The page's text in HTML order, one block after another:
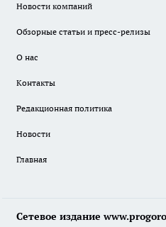
Новости компаний
Обзорные статьи и пресс-релизы
О нас
Контакты
Редакционная политика
Новости
Главная
Сетевое издание